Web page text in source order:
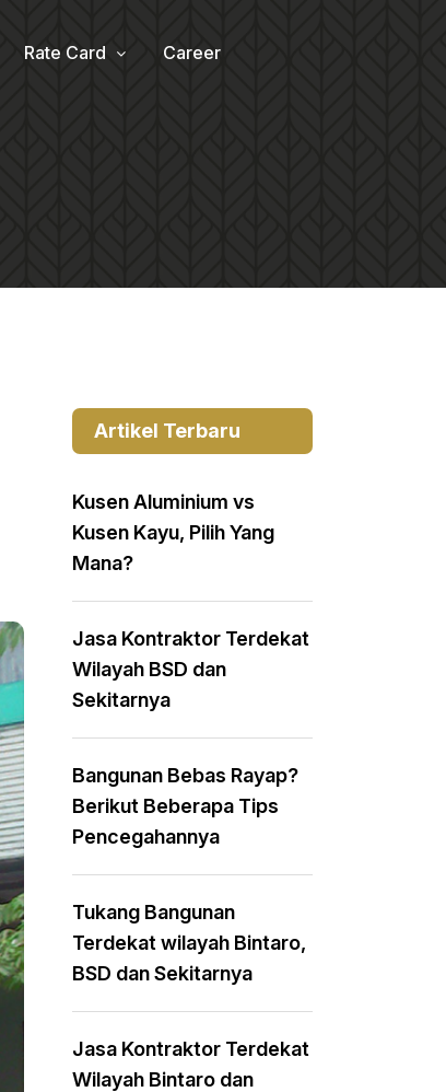
Rate Card Career
Artikel Terbaru
Kusen Aluminium vs
Kusen Kayu, Pilih Yang
Mana?
Jasa Kontraktor Terdekat
Wilayah BSD dan
Sekitarnya
Bangunan Bebas Rayap?
Berikut Beberapa Tips
Pencegahannya
Tukang Bangunan
Terdekat wilayah Bintaro,
BSD dan Sekitarnya
Jasa Kontraktor Terdekat
Wilayah Bintaro dan